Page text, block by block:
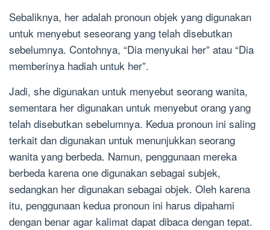
Sebaliknya, her adalah pronoun objek yang digunakan
untuk menyebut seseorang yang telah disebutkan
sebelumnya. Contohnya, “Dia menyukai her” atau “Dia
memberinya hadiah untuk her”.
Jadi, she digunakan untuk menyebut seorang wanita,
sementara her digunakan untuk menyebut orang yang
telah disebutkan sebelumnya. Kedua pronoun ini saling
terkait dan digunakan untuk menunjukkan seorang
wanita yang berbeda. Namun, penggunaan mereka
berbeda karena one digunakan sebagai subjek,
sedangkan her digunakan sebagai objek. Oleh karena
itu, penggunaan kedua pronoun ini harus dipahami
dengan benar agar kalimat dapat dibaca dengan tepat.